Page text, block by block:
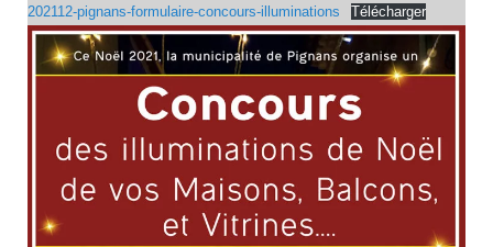
202112-pignans-formulaire-concours-illuminations Télécharger